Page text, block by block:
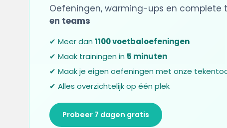
Oefeningen, warming-ups en complete
en teams
✔ Meer dan 1100 voetbaloefeningen
✔ Maak trainingen in 5 minuten
✔ Maak je eigen oefeningen met onze
✔ Alles overzichtelijk op één plek
Probeer 7 dagen gratis